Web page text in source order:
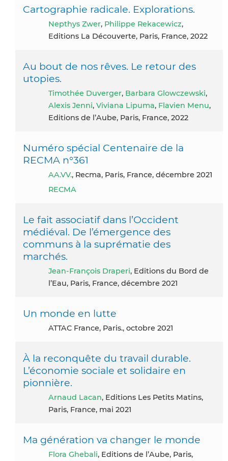
Cartographie radicale. Explorations.
Nepthys Zwer, Philippe Rekacewicz,
Editions La Découverte, Paris, France, 2022
Au bout de nos rêves. Le retour des
utopies.
Timothée Duverger, Barbara Glowczewski,
Alexis Jenni, Viviana Lipuma, Flavien Menu,
Editions de l’Aube, Paris, France, 2022
Numéro spécial Centenaire de la
RECMA n°361
AA.VV., Recma, Paris, France, décembre 2021
RECMA
Le fait associatif dans l’Occident
médiéval. De l’émergence des
communs à la suprématie des
marchés.
Jean-François Draperi, Editions du Bord de
l’Eau, Paris, France, décembre 2021
Un monde en lutte
ATTAC France, Paris., octobre 2021
À la reconquête du travail durable.
L’économie sociale et solidaire en
pionnière.
Arnaud Lacan, Editions Les Petits Matins,
Paris, France, mai 2021
Ma génération va changer le monde
Flora Ghebali, Editions de l’Aube, Paris,